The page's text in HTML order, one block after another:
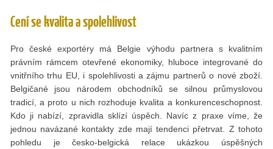
Cení se kvalita a spolehlivost
Pro české exportéry má Belgie výhodu partnera s kvalitním
právním rámcem otevřené ekonomiky, hluboce integrované do
vnitřního trhu EU, i spolehlivosti a zájmu partnerů o nové zboží.
Belgičané jsou národem obchodníků se silnou průmyslovou
tradicí, a proto u nich rozhoduje kvalita a konkurenceschopnost.
Kdo ji nabízí, zpravidla sklízí úspěch. Navíc z praxe víme, že
jednou navázané kontakty zde mají tendenci přetrvat. Z tohoto
pohledu je česko-belgická relace ukázkou úspěšných